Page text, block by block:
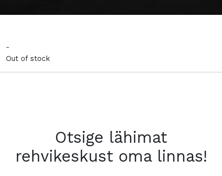
-
Out of stock
Otsige lähimat
rehvikeskust oma linnas!